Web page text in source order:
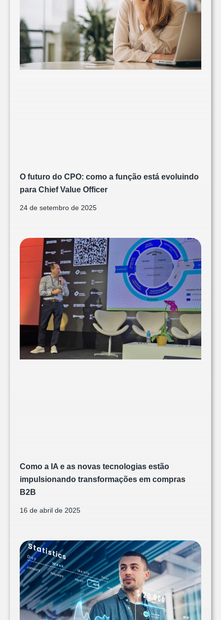
O futuro do CPO: como a função está evoluindo
para Chief Value Officer
24 de setembro de 2025
Como a IA e as novas tecnologias estão
impulsionando transformações em compras
B2B
16 de abril de 2025